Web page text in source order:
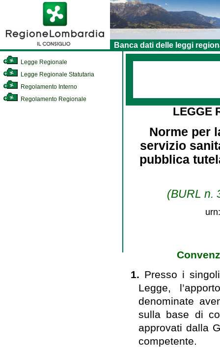
Banca dati delle leggi
Legge Regionale
Legge Regionale Statutaria
Regolamento Interno
Regolamento Regionale
LEGGE
Norme per
servizio
pubblica
(BURL n.
1. Presso i
Legge,
denominate
sulla base di
approvati dalla
competente.